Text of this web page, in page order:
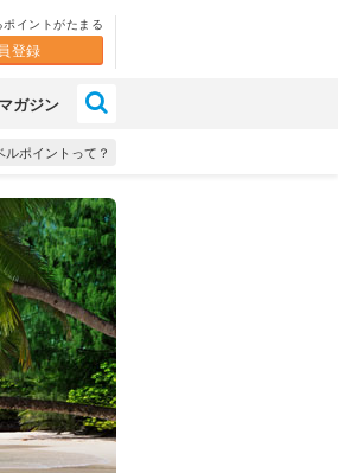
イントがたまる
登録
ガジン
ルポイントって？